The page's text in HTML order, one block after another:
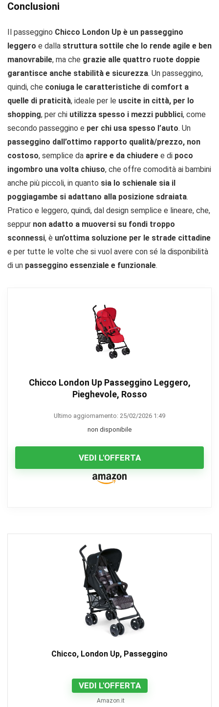
Conclusioni
Il passeggino Chicco London Up è un passeggino
leggero e dalla struttura sottile che lo rende agile e ben
manovrabile, ma che grazie alle quattro ruote doppie
garantisce anche stabilità e sicurezza. Un passeggino,
quindi, che coniuga le caratteristiche di comfort a
quelle di praticità, ideale per le uscite in città, per lo
shopping, per chi utilizza spesso i mezzi pubblici, come
secondo passeggino e per chi usa spesso l’auto. Un
passeggino dall’ottimo rapporto qualità/prezzo, non
costoso, semplice da aprire e da chiudere e di poco
ingombro una volta chiuso, che offre comodità ai bambini
anche più piccoli, in quanto sia lo schienale sia il
poggiagambe si adattano alla posizione sdraiata.
Pratico e leggero, quindi, dal design semplice e lineare, che,
seppur non adatto a muoversi su fondi troppo
sconnessi, è un’ottima soluzione per le strade cittadine
e per tutte le volte che si vuol avere con sé la disponibilità
di un passeggino essenziale e funzionale.
Chicco London Up Passeggino Leggero,
Pieghevole, Rosso
Ultimo aggiornamento: 25/02/2026 1:49
non disponibile
VEDI L'OFFERTA
Chicco, London Up, Passeggino
VEDI L'OFFERTA
Amazon.it